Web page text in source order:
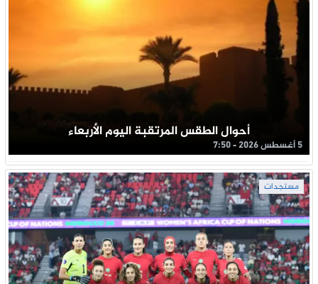
أحوال الطقس المرتقبة اليوم الأربعاء
5 أغسطس 2026 - 7:50
مستجدات